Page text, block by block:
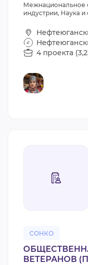
Межнациональное
индустрии, Наука и
4 проекта
СОНКО
ВЕТЕРАНОВ